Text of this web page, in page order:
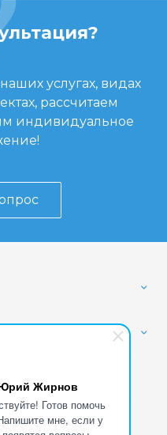
Жирнов
Готов помочь
мне, если у
услугах, видах
рассчитаем
индивидуальное